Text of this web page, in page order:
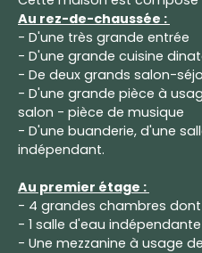
Au rez-de-chaussée :
- D'une très grande entrée
- D'une grande cuisine
- De deux grands salon-
- D'une grande pièce à
salon - pièce de musique
- D'une buanderie, d'une
indépendant.
Au premier étage :
- 4 grandes chambres dont
- 1 salle d'eau
- Une mezzanine à usage